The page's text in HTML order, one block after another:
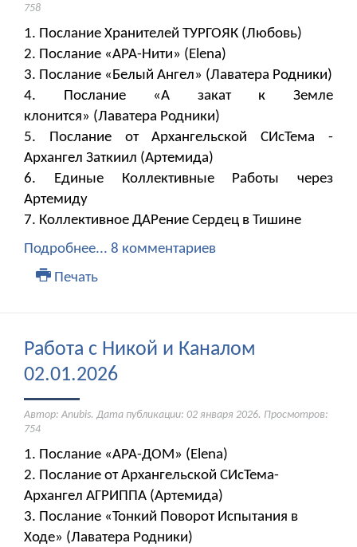
758
1. Послание Хранителей ТУРГОЯК (Любовь)
2. Послание «АРА-Нити» (Elena)
3. Послание «Белый Ангел» (Лаватера Родники)
4. Послание «А закат к Земле
клонится» (Лаватера Родники)
5. Послание от Архангельской СИсТема -
Архангел Заткиил (Артемида)
6. Единые Коллективные Работы через
Артемиду
7. Коллективное ДАРение Сердец в Тишине
Подробнее... 8 комментариев
Печать
Работа с Никой и Каналом
02.01.2026
Автор: Anubis. Дата публикации: 02 января 2026. Просмотров:
754
1. Послание «АРА-ДОМ» (Elena)
2. Послание от Архангельской СИсТема-
Архангел АГРИППА (Артемида)
3. Послание «Тонкий Поворот Испытания в
Ходе» (Лаватера Родники)